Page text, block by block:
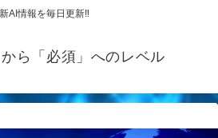
AI情報を毎日更新‼
ら「必須」へのレベル